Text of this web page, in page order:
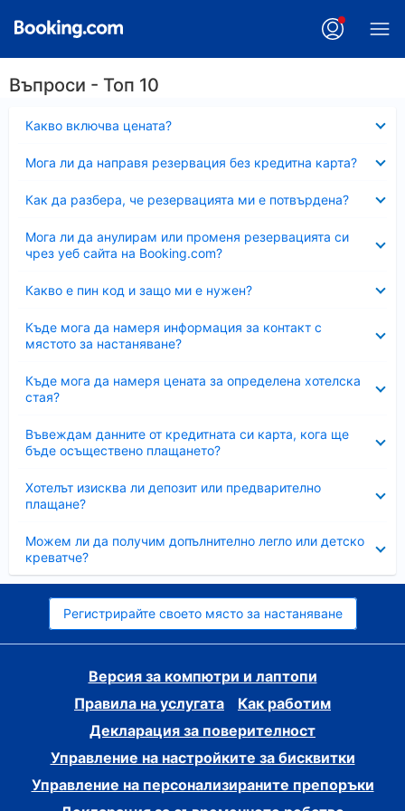
Въпроси - Топ 10
Какво включва цената?
Мога ли да направя резервация без кредитна карта?
Как да разбера, че резервацията ми е потвърдена?
Мога ли да анулирам или променя резервацията си
чрез уеб сайта на Booking.com?
Какво е пин код и защо ми е нужен?
Къде мога да намеря информация за контакт с
мястото за настаняване?
Къде мога да намеря цената за определена хотелска
стая?
Въвеждам данните от кредитната си карта, кога ще
бъде осъществено плащането?
Хотелът изисква ли депозит или предварително
плащане?
Можем ли да получим допълнително легло или детско
креватче?
Регистрирайте своето място за настаняване
Версия за компютри и лаптопи
Правила на услугата
Как работим
Декларация за поверителност
Управление на настройките за бисквитки
Управление на персонализираните препоръки